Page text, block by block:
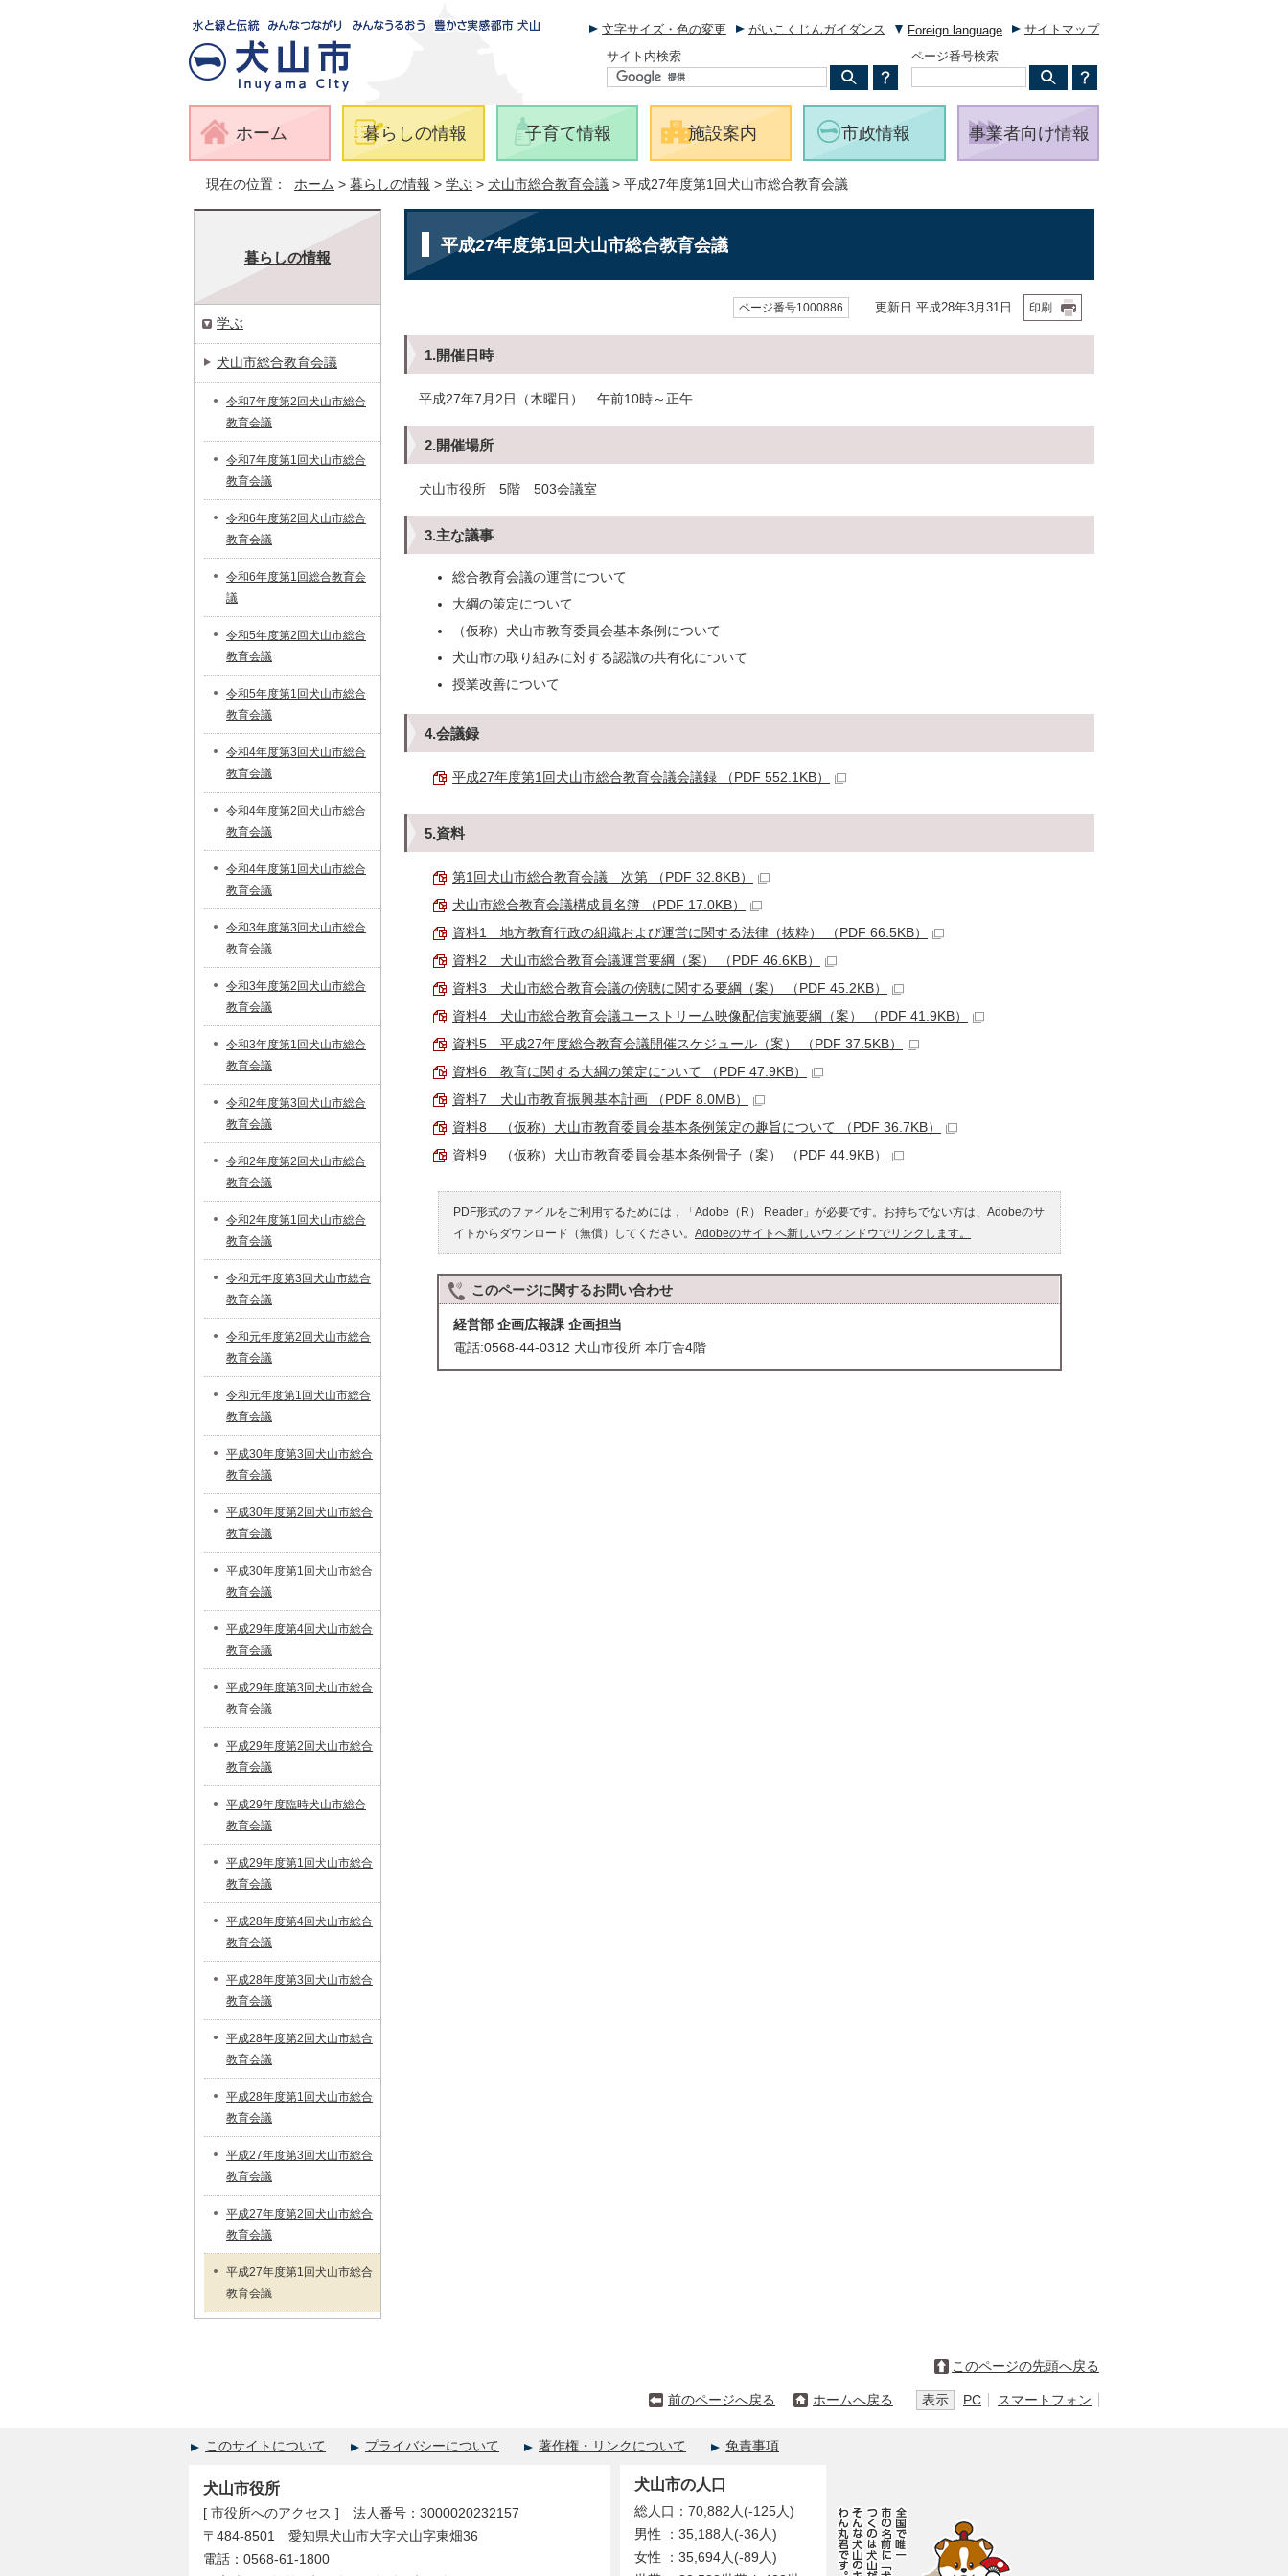
文字サイズ・色の変更 がいこくじんガイダンス Foreign language
サイトマップ
サイト内検索
ページ番号検索
ホーム 暮らしの情報 子育て情報 施設案内 市政情報 事業者向け情報
現在の位置： ホーム > 暮らしの情報 > 学ぶ > 犬山市総合教育会議 > 平成27年度第1回犬山市総合教育会議
平成27年度第1回犬山市総合教育会議
ページ番号1000886 更新日 平成28年3月31日 印刷
1.開催日時
平成27年7月2日（木曜日） 午前10時～正午
2.開催場所
犬山市役所 5階 503会議室
3.主な議事
総合教育会議の運営について
大綱の策定について
（仮称）犬山市教育委員会基本条例について
犬山市の取り組みに対する認識の共有化について
授業改善について
4.会議録
平成27年度第1回犬山市総合教育会議会議録 （PDF 552.1KB）
5.資料
第1回犬山市総合教育会議 次第 （PDF 32.8KB）
犬山市総合教育会議構成員名簿 （PDF 17.0KB）
資料1 地方教育行政の組織および運営に関する法律（抜粋） （PDF 66.5KB）
資料2 犬山市総合教育会議運営要綱（案） （PDF 46.6KB）
資料3 犬山市総合教育会議の傍聴に関する要綱（案） （PDF 45.2KB）
資料4 犬山市総合教育会議ユーストリーム映像配信実施要綱（案） （PDF 41.9KB）
資料5 平成27年度総合教育会議開催スケジュール（案） （PDF 37.5KB）
資料6 教育に関する大綱の策定について （PDF 47.9KB）
資料7 犬山市教育振興基本計画 （PDF 8.0MB）
資料8 （仮称）犬山市教育委員会基本条例策定の趣旨について （PDF 36.7KB）
資料9 （仮称）犬山市教育委員会基本条例骨子（案） （PDF 44.9KB）
PDF形式のファイルをご利用するためには，「Adobe（R） Reader」が必要です。お持ちでない方は、Adobeのサ
イトからダウンロード（無償）してください。 Adobeのサイトへ新しいウィンドウでリンクします。
このページに関するお問い合わせ
経営部 企画広報課 企画担当
電話:0568-44-0312 犬山市役所 本庁舎4階
暮らしの情報
学ぶ
犬山市総合教育会議
令和7年度第2回犬山市総合
教育会議
令和7年度第1回犬山市総合
教育会議
令和6年度第2回犬山市総合
教育会議
令和6年度第1回総合教育会
議
令和5年度第2回犬山市総合
教育会議
令和5年度第1回犬山市総合
教育会議
令和4年度第3回犬山市総合
教育会議
令和4年度第2回犬山市総合
教育会議
令和4年度第1回犬山市総合
教育会議
令和3年度第3回犬山市総合
教育会議
令和3年度第2回犬山市総合
教育会議
令和3年度第1回犬山市総合
教育会議
令和2年度第3回犬山市総合
教育会議
令和2年度第2回犬山市総合
教育会議
令和2年度第1回犬山市総合
教育会議
令和元年度第3回犬山市総合
教育会議
令和元年度第2回犬山市総合
教育会議
令和元年度第1回犬山市総合
教育会議
平成30年度第3回犬山市総合
教育会議
平成30年度第2回犬山市総合
教育会議
平成30年度第1回犬山市総合
教育会議
平成29年度第4回犬山市総合
教育会議
平成29年度第3回犬山市総合
教育会議
平成29年度第2回犬山市総合
教育会議
平成29年度臨時犬山市総合
教育会議
平成29年度第1回犬山市総合
教育会議
平成28年度第4回犬山市総合
教育会議
平成28年度第3回犬山市総合
教育会議
平成28年度第2回犬山市総合
教育会議
平成28年度第1回犬山市総合
教育会議
平成27年度第3回犬山市総合
教育会議
平成27年度第2回犬山市総合
教育会議
平成27年度第1回犬山市総合
教育会議
このページの先頭へ戻る
前のページへ戻る ホームへ戻る 表示 PC スマートフォン
このサイトについて プライバシーについて 著作権・リンクについて 免責事項
犬山市役所
[ 市役所へのアクセス ] 法人番号：3000020232157
〒484-8501 愛知県犬山市大字犬山字東畑36
電話：0568-61-1800
犬山市の人口
総人口：70,882人(-125人)
男性 ：35,188人(-36人)
女性 ：35,694人(-89人)